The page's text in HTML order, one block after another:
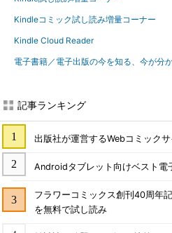
Kindleコミック試し読み増量コーナー
Kindle Cloud Reader
電子書籍／電子出版の今を知る、今が分
記事ランキング
出版社が運営するWebコミック
Androidタブレット向けベスト電
フラワーコミックス創刊40周年
を無料で試し読み